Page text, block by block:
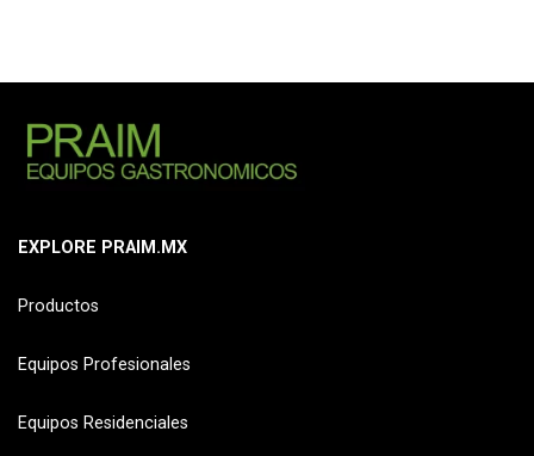
EXPLORE PRAIM.MX
Productos
Equipos Profesionales
Equipos Residenciales